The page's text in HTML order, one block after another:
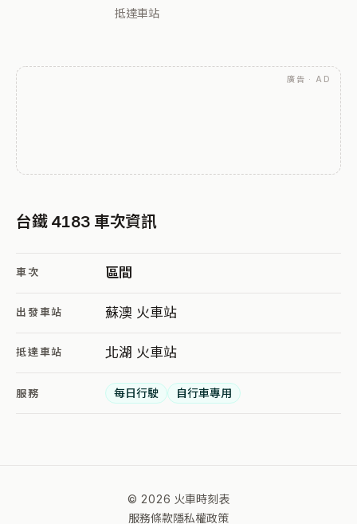
抵達車站
廣告 · AD
台鐵 4183 車次資訊
車次 區間
出發車站 蘇澳 火車站
抵達車站 北湖 火車站
服務 每日行駛 自行車專用
© 2026 火車時刻表
服務條款隱私權政策